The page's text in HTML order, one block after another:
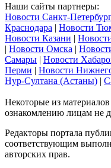
Наши сайты партнеры:
Новости Санкт-
Краснодара | Новости
Новости Казани |
| Новости Омска |
Самары | Новости
Перми | Новости
Нур-Султана (Астаны) |
Некоторые из
ознакомлению лицам не
Редакторы портала
соответствующим
авторских прав.